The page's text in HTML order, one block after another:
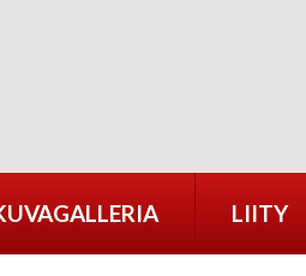
LIITY